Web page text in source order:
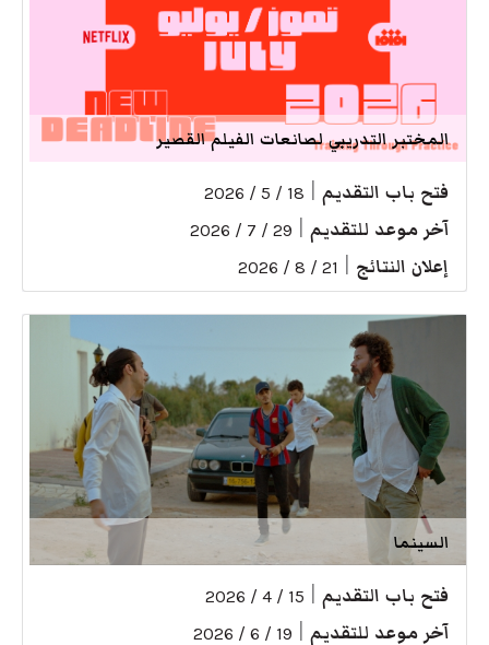
المختبر التدريبي لصانعات الفيلم القصير
فتح باب التقديم 18 / 5 / 2026
آخر موعد للتقديم 29 / 7 / 2026
إعلان النتائج 21 / 8 / 2026
السينما
فتح باب التقديم 15 / 4 / 2026
آخر موعد للتقديم 19 / 6 / 2026